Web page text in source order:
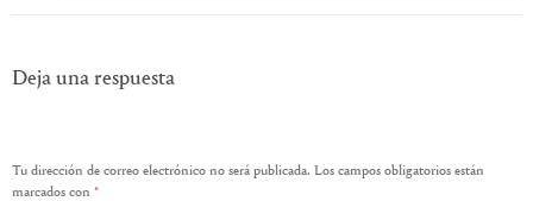
Deja una respuesta
Tu dirección de correo electrónico no será publicada. Los campos obligatorios están
marcados con *